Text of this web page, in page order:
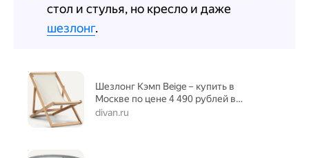
стол и стулья, но кресло и даже
шезлонг.
Шезлонг Кэмп Beige – купить в
Москве по цене 4 490 рублей в
интернет-магазине
divan.ru